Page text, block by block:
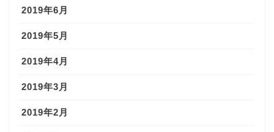
2019年6月
2019年5月
2019年4月
2019年3月
2019年2月